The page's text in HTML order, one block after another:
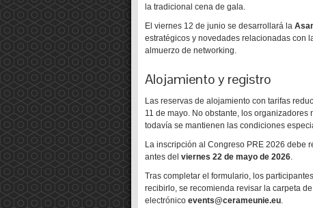
la tradicional cena de gala.
El viernes 12 de junio se desarrollará la
estratégicos y novedades relacionadas con
almuerzo de networking.
Alojamiento y registro
Las reservas de alojamiento con tarifas
11 de mayo. No obstante, los
todavía se mantienen las condiciones
La inscripción al Congreso PRE 2026 debe
antes del viernes 22 de mayo de 2026
Tras completar el formulario, los
recibirlo, se recomienda revisar la carpeta
electrónico events@cerameunie.eu